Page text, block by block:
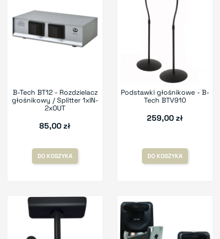
B-Tech BT12 - Rozdzielacz
głośnikowy / Splitter 1xIN-
2xOUT
85,00 zł
DO KOSZYKA
Podstawki głośnikowe - B-
Tech BTV910
259,00 zł
DO KOSZYKA